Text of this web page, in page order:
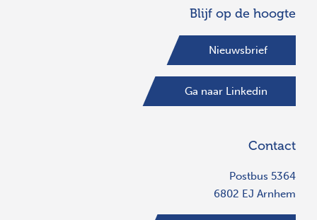
Blijf op de hoogte
Nieuwsbrief
Ga naar Linkedin
Contact
Postbus 5364
6802 EJ Arnhem